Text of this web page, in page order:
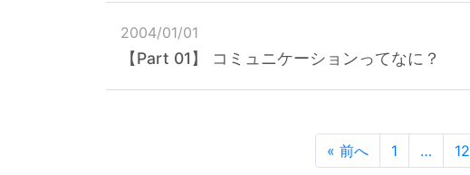
2004/01/01
【Part 01】 コミュニケーションってなに？
« 前へ 1 … 12